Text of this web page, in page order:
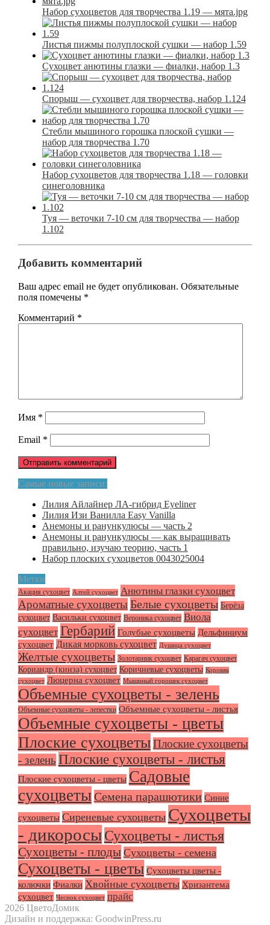
Набор сухоцветов для творчества 1.19 — мята.jpg
Листья пижмы полуплоской сушки — набор 1.59
Сухоцвет анютины глазки — фиалки, набор 1.3
Спорыш — сухоцвет для творчества, набор 1.124
Стебли мышиного горошка плоской сушки —
набор для творчества 1.70
Набор сухоцветов для творчества 1.18 — головки
синеголовника
Туя — веточки 7-10 см для творчества — набор
1.102
Добавить комментарий
Ваш адрес email не будет опубликован. Обязательные
поля помечены *
Комментарий *
Имя *
Email *
Самые новые записи:
Лилия Айлайнер ЛА-гибрид Eyeliner
Лилия Изи Ванилла Easy Vanilla
Анемоны и ранункулюсы — часть 2
Анемоны и ранункулюсы — как выращивать
правильно, изучаю теорию, часть 1
Набор плоских сухоцветов 0043025004
Метки
Акация сухоцвет Алтей сухоцвет Анютины глазки сухоцвет
Ароматные сухоцветы Белые сухоцветы Берёза
сухоцвет Васильки сухоцвет Вероника сухоцвет Виола
сухоцвет Гербарий Голубые сухоцветы Дельфиниум
сухоцвет Дикая морковь сухоцвет Душица сухоцвет
Желтые сухоцветы Золотарник сухоцвет Карагач сухоцвет
Кориандр (кинза) сухоцвет Коричневые сухоцветы Коровяк
сухоцвет Люцерна сухоцвет Мышиный горошек сухоцвет
Объемные сухоцветы - зелень
Объемные сухоцветы - лепестки Объемные сухоцветы - листья
Объемные сухоцветы - цветы
Плоские сухоцветы Плоские сухоцветы
- зелень Плоские сухоцветы - листья
Плоские сухоцветы - цветы Садовые
сухоцветы Семена парашютики Синие
сухоцветы Сиреневые сухоцветы Сухоцветы
- дикоросы Сухоцветы - листья
Сухоцветы - плоды Сухоцветы - семена
Сухоцветы - цветы Сухоцветы цветы -
колючки Фиалки Хвойные сухоцветы Хризантема
сухоцвет Чеснок сухоцвет прайс
2026 ЦветоДомик
Дизайн и поддержка: GoodwinPress.ru